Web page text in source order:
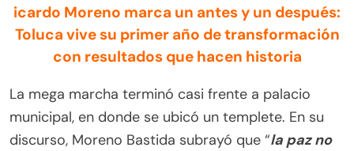
icardo Moreno marca un antes y un después:
Toluca vive su primer año de transformación
con resultados que hacen historia
La mega marcha terminó casi frente a palacio
municipal, en donde se ubicó un templete. En su
discurso, Moreno Bastida subrayó que “la paz no